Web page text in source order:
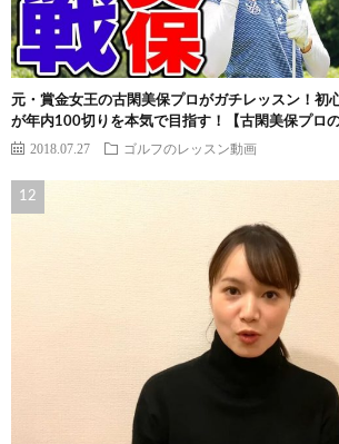
元・賞金女王の古閑美保プロがガチレッスン！初
が年内100切りを本気で目指す！【古閑美保プロ
2018.07.27 ゴルフのレッスン動画